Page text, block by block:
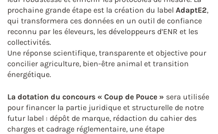
prochaine grande étape est la création du label AdaptE2,
qui transformera ces données en un outil de confiance
reconnu par les éleveurs, les développeurs d’ENR et les
collectivités.
Une réponse scientifique, transparente et objective pour
concilier agriculture, bien-être animal et transition
énergétique.
La dotation du concours « Coup de Pouce » sera utilisée
pour financer la partie juridique et structurelle de notre
futur label : dépôt de marque, rédaction du cahier des
charges et cadrage réglementaire, une étape